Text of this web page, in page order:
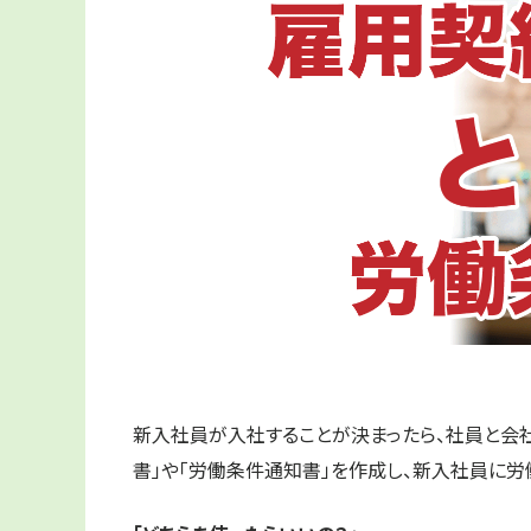
新入社員が入社することが決まったら、社員と
書」や「労働条件通知書」を作成し、新入社員に